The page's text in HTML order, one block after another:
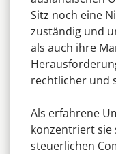
Sitz noch eine
zuständig und
als auch ihre
rechtlicher und
Als erfahrene
konzentriert sie
steuerlichen